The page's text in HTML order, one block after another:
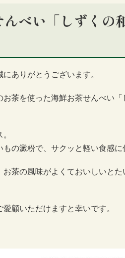
べい「しずくの
ありがとうございます。
茶を使った海鮮お茶せんべい
の澱粉で、サクッと軽い食感に
茶の風味がよくておいしいと
顧いただけますと幸いです。